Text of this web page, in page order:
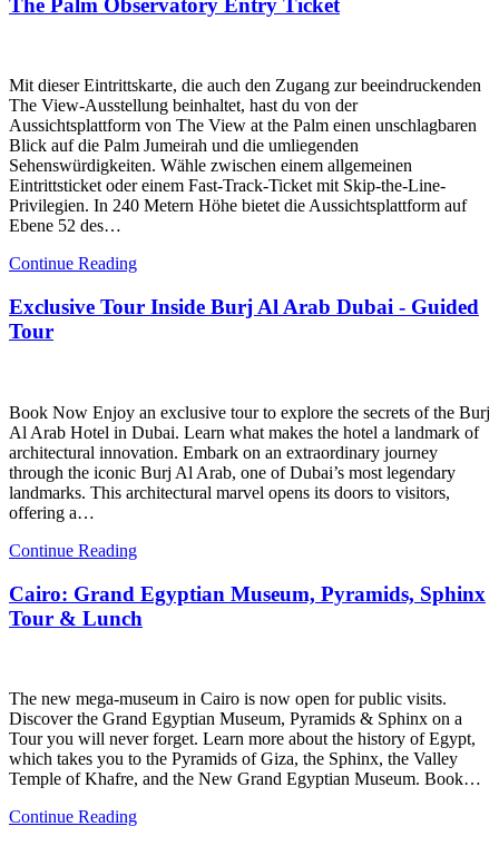
Mit dieser Eintrittskarte, die auch den Zugang zur beeindruckenden
The View-Ausstellung beinhaltet, hast du von der
Aussichtsplattform von The View at the Palm einen unschlagbaren
Blick auf die Palm Jumeirah und die umliegenden
Sehenswürdigkeiten. Wähle zwischen einem allgemeinen
Eintrittsticket oder einem Fast-Track-Ticket mit Skip-the-Line-
Privilegien. In 240 Metern Höhe bietet die Aussichtsplattform auf
Ebene 52 des…
Continue Reading
Exclusive Tour Inside Burj Al Arab Dubai - Guided
Tour
Book Now Enjoy an exclusive tour to explore the secrets of the Burj
Al Arab Hotel in Dubai. Learn what makes the hotel a landmark of
architectural innovation. Embark on an extraordinary journey
through the iconic Burj Al Arab, one of Dubai’s most legendary
landmarks. This architectural marvel opens its doors to visitors,
offering a…
Continue Reading
Cairo: Grand Egyptian Museum, Pyramids, Sphinx
Tour & Lunch
The new mega-museum in Cairo is now open for public visits.
Discover the Grand Egyptian Museum, Pyramids & Sphinx on a
Tour you will never forget. Learn more about the history of Egypt,
which takes you to the Pyramids of Giza, the Sphinx, the Valley
Temple of Khafre, and the New Grand Egyptian Museum. Book…
Continue Reading